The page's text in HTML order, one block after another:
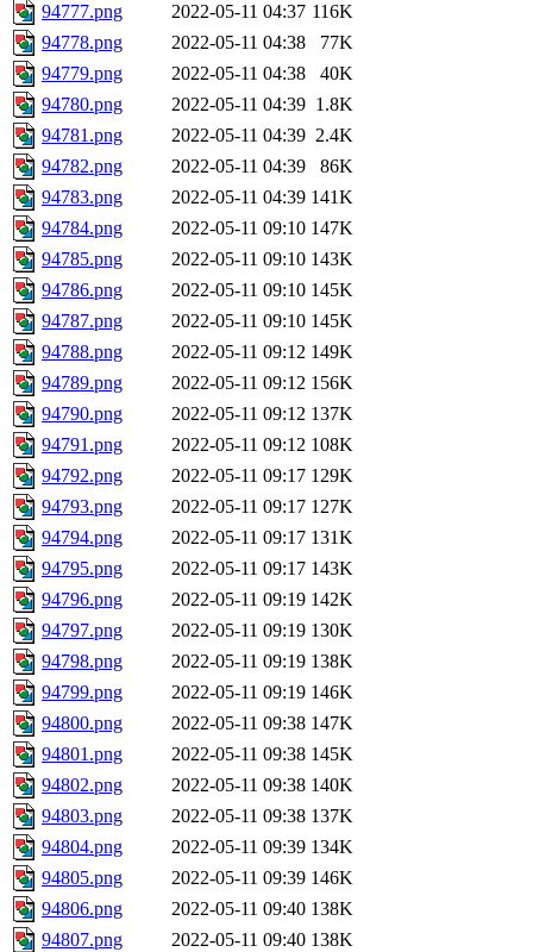
94777.png
2022-05-11 04:37 116K
94778.png
2022-05-11 04:38
77K
94779.png
2022-05-11 04:38
40K
94780.png
2022-05-11 04:39 1.8K
94781.png
2022-05-11 04:39 2.4K
94782.png
2022-05-11 04:39
86K
94783.png
2022-05-11 04:39 141K
94784.png
2022-05-11 09:10 147K
94785.png
2022-05-11 09:10 143K
94786.png
2022-05-11 09:10 145K
94787.png
2022-05-11 09:10 145K
94788.png
2022-05-11 09:12 149K
94789.png
2022-05-11 09:12 156K
94790.png
2022-05-11 09:12 137K
94791.png
2022-05-11 09:12 108K
94792.png
2022-05-11 09:17 129K
94793.png
2022-05-11 09:17 127K
94794.png
2022-05-11 09:17 131K
94795.png
2022-05-11 09:17 143K
94796.png
2022-05-11 09:19 142K
94797.png
2022-05-11 09:19 130K
94798.png
2022-05-11 09:19 138K
94799.png
2022-05-11 09:19 146K
94800.png
2022-05-11 09:38 147K
94801.png
2022-05-11 09:38 145K
94802.png
2022-05-11 09:38 140K
94803.png
2022-05-11 09:38 137K
94804.png
2022-05-11 09:39 134K
94805.png
2022-05-11 09:39 146K
94806.png
2022-05-11 09:40 138K
94807.png
2022-05-11 09:40 138K